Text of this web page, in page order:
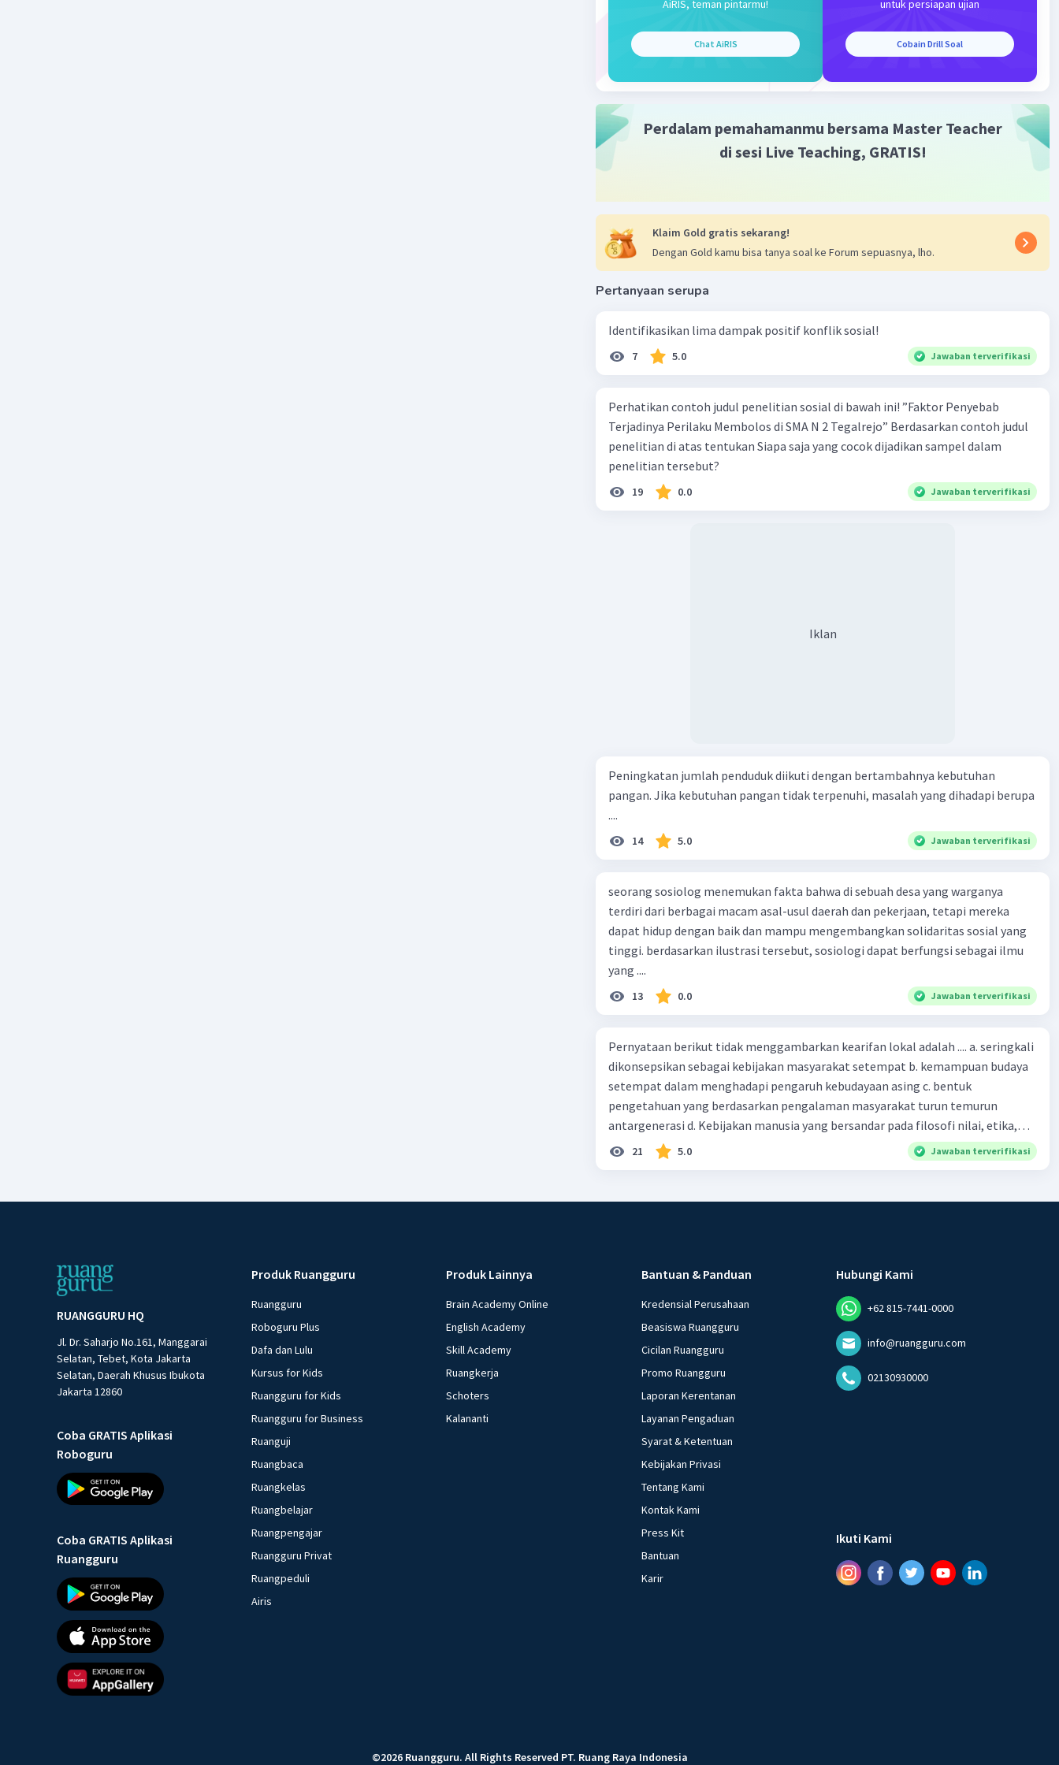
dasarnya untuk mempertahankan dan mengembangkan
kehidupan yang bermartabat.
AiRIS, teman pintarmu!
Chat AiRIS
untuk persiapan ujian
Cobain Drill Soal
Perdalam pemahamanmu bersama Master Teacher
di sesi Live Teaching, GRATIS!
Klaim Gold gratis sekarang!
Dengan Gold kamu bisa tanya soal ke Forum sepuasnya, lho.
Pertanyaan serupa
Identifikasikan lima dampak positif konflik sosial!
7 5.0 Jawaban terverifikasi
Perhatikan contoh judul penelitian sosial di bawah ini! ”Faktor Penyebab
Terjadinya Perilaku Membolos di SMA N 2 Tegalrejo” Berdasarkan contoh judul
penelitian di atas tentukan Siapa saja yang cocok dijadikan sampel dalam
penelitian tersebut?
19 0.0 Jawaban terverifikasi
Iklan
Peningkatan jumlah penduduk diikuti dengan bertambahnya kebutuhan
pangan. Jika kebutuhan pangan tidak terpenuhi, masalah yang dihadapi berupa
....
14 5.0 Jawaban terverifikasi
seorang sosiolog menemukan fakta bahwa di sebuah desa yang warganya
terdiri dari berbagai macam asal-usul daerah dan pekerjaan, tetapi mereka
dapat hidup dengan baik dan mampu mengembangkan solidaritas sosial yang
tinggi. berdasarkan ilustrasi tersebut, sosiologi dapat berfungsi sebagai ilmu
yang ....
13 0.0 Jawaban terverifikasi
Pernyataan berikut tidak menggambarkan kearifan lokal adalah .... a. seringkali
dikonsepsikan sebagai kebijakan masyarakat setempat b. kemampuan budaya
setempat dalam menghadapi pengaruh kebudayaan asing c. bentuk
pengetahuan yang berdasarkan pengalaman masyarakat turun temurun
antargenerasi d. Kebijakan manusia yang bersandar pada filosofi nilai, etika,
dan perilaku yang melembaga secara tradisional e. produk tentang nilai dalam
masyarakat dan tidak berkaitan dengan kondisi geografis atau lingkungan
21 5.0 Jawaban terverifikasi
RUANGGURU HQ
Jl. Dr. Saharjo No.161, Manggarai
Selatan, Tebet, Kota Jakarta
Selatan, Daerah Khusus Ibukota
Jakarta 12860
Coba GRATIS Aplikasi
Roboguru
Coba GRATIS Aplikasi
Ruangguru
Produk Ruangguru
Ruangguru
Roboguru Plus
Dafa dan Lulu
Kursus for Kids
Ruangguru for Kids
Ruangguru for Business
Ruanguji
Ruangbaca
Ruangkelas
Ruangbelajar
Ruangpengajar
Ruangguru Privat
Ruangpeduli
Airis
Produk Lainnya
Brain Academy Online
English Academy
Skill Academy
Ruangkerja
Schoters
Kalananti
Bantuan & Panduan
Kredensial Perusahaan
Beasiswa Ruangguru
Cicilan Ruangguru
Promo Ruangguru
Laporan Kerentanan
Layanan Pengaduan
Syarat & Ketentuan
Kebijakan Privasi
Tentang Kami
Kontak Kami
Press Kit
Bantuan
Karir
Hubungi Kami
+62 815-7441-0000
info@ruangguru.com
02130930000
Ikuti Kami
©2026 Ruangguru. All Rights Reserved PT. Ruang Raya Indonesia